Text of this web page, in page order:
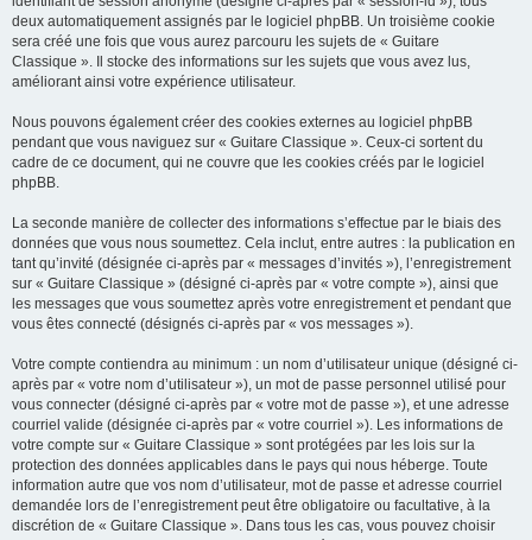
deux automatiquement assignés par le logiciel phpBB. Un troisième cookie
sera créé une fois que vous aurez parcouru les sujets de « Guitare
Classique ». Il stocke des informations sur les sujets que vous avez lus,
améliorant ainsi votre expérience utilisateur.
Nous pouvons également créer des cookies externes au logiciel phpBB
pendant que vous naviguez sur « Guitare Classique ». Ceux-ci sortent du
cadre de ce document, qui ne couvre que les cookies créés par le logiciel
phpBB.
La seconde manière de collecter des informations s’effectue par le biais des
données que vous nous soumettez. Cela inclut, entre autres : la publication en
tant qu’invité (désignée ci-après par « messages d’invités »), l’enregistrement
sur « Guitare Classique » (désigné ci-après par « votre compte »), ainsi que
les messages que vous soumettez après votre enregistrement et pendant que
vous êtes connecté (désignés ci-après par « vos messages »).
Votre compte contiendra au minimum : un nom d’utilisateur unique (désigné ci-
après par « votre nom d’utilisateur »), un mot de passe personnel utilisé pour
vous connecter (désigné ci-après par « votre mot de passe »), et une adresse
courriel valide (désignée ci-après par « votre courriel »). Les informations de
votre compte sur « Guitare Classique » sont protégées par les lois sur la
protection des données applicables dans le pays qui nous héberge. Toute
information autre que vos nom d’utilisateur, mot de passe et adresse courriel
demandée lors de l’enregistrement peut être obligatoire ou facultative, à la
discrétion de « Guitare Classique ». Dans tous les cas, vous pouvez choisir